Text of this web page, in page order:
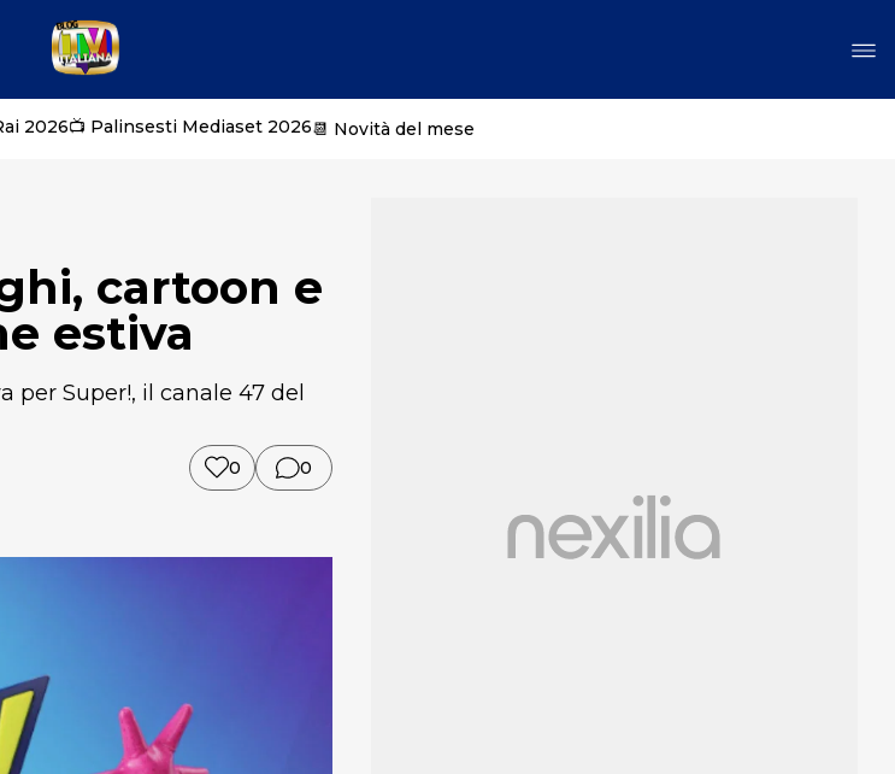
2026📺 Palinsesti Mediaset 2026📆 Novità del mese
cartoon e
estiva
Super!, il canale 47 del
0 0